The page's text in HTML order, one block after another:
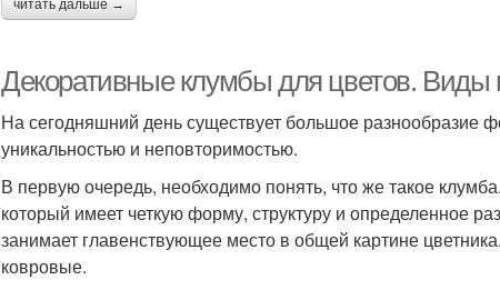
читать дальше →
Декоративные клумбы для цветов.
На сегодняшний день существует большое разнообразие
уникальностью и неповторимостью.
В первую очередь, необходимо понять, что же такое
который имеет четкую форму, структуру и определенное
занимает главенствующее место в общей картине
ковровые.